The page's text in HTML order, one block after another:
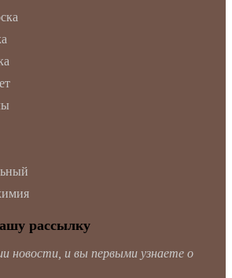
рассылку
новости, и вы первыми узнаете о